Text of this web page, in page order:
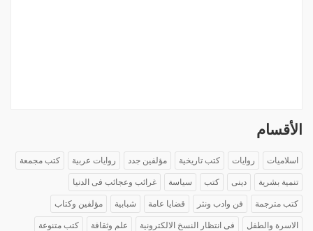
الأقسام
اسلاميات روايات كتب تاريخية مؤلفين جدد روايات عربية كتب مجمعة
تنمية بشرية دينى كتب سياسة غرائب وعجائب فى الدنيا
كتب مترجمة فن وادب ونثر قضايا عامة شبابية مؤلفين وكتاب
الاسرة والطفل فى انتظار النسخ الالكترونية علم وثقافة كتب متنوعة